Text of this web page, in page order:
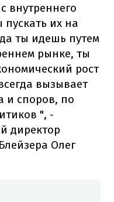
внутреннего
пускать их на
ты идешь путем
рынке, ты
рост
вызывает
и споров, по
", -
директор
Олег